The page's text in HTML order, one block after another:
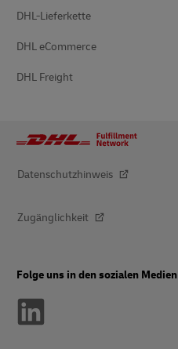
DHL-Lieferkette
DHL eCommerce
DHL Freight
Datenschutzhinweis
Zugänglichkeit
Folge uns in den sozialen Medien